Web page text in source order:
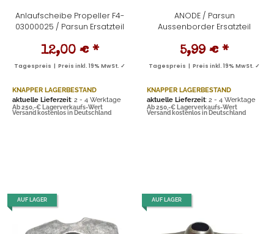
Anlaufscheibe Propeller F4-
03000025 / Parsun Ersatzteil
12,00 € *
Tagespreis | Preis inkl. 19% MwSt. ✓
KNAPPER LAGERBESTAND
aktuelle Lieferzeit: 2 - 4 Werktage
Ab 250,-€ Lagerverkaufs-Wert
Versand kostenlos in Deutschland
ANODE / Parsun
Aussenborder Ersatzteil
5,99 € *
Tagespreis | Preis inkl. 19% MwSt. ✓
KNAPPER LAGERBESTAND
aktuelle Lieferzeit: 2 - 4 Werktage
Ab 250,-€ Lagerverkaufs-Wert
Versand kostenlos in Deutschland
AUF LAGER AUF LAGER